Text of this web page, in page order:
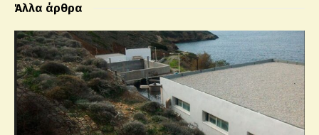
Άλλα άρθρα